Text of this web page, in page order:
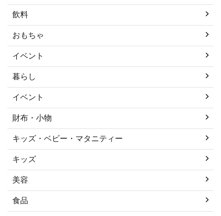
飲料
おもちゃ
イベント
暮らし
イベント
財布・小物
キッズ・ベビー・マタニティー
キッズ
美容
食品